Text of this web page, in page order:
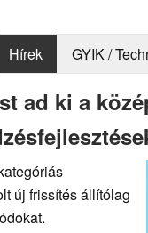
Hírek GYIK /
ad ki a
új frissítés állítólag